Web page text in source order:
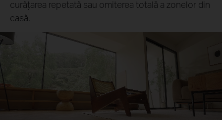
curățarea repetată sau omiterea totală a zonelor din
casă.